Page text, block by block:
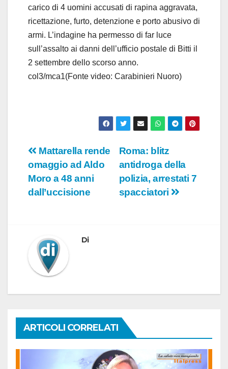
V
i
d
e
carico di 4 uomini accusati di rapina aggravata,
ricettazione, furto, detenzione e porto abusivo di
armi. L’indagine ha permesso di far luce
sull’assalto ai danni dell’ufficio postale di Bitti il
2 settembre dello scorso anno.
col3/mca1(Fonte video: Carabinieri Nuoro)
Navigazione
articoli
Roma: blitz
antidroga della
polizia, arrestati 7
spacciatori
Mattarella rende
omaggio ad Aldo
Moro a 48 anni
dall’uccisione
Di
ARTICOLI CORRELATI